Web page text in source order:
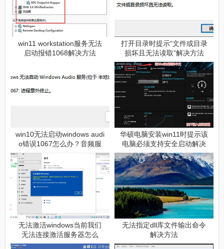
win11 workstation服务无法
启动报错1068解决方法
打开目录时提示“文件或目录
损坏且无法读取”解决方法
win10无法启动windows audi
o错误1067怎么办？音频服
务损坏修复教程
华硕电脑安装win11时提示该
电脑必须支持安全启动解决
方法
无法激活windows当前我们
无法连接激活服务器怎么
办？无法登录微软账户解决
无法指定dll库文件输出命令
解决方法